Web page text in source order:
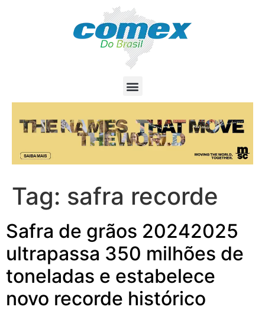
Tag: safra recorde
Safra de grãos 20242025
ultrapassa 350 milhões de
toneladas e estabelece
novo recorde histórico